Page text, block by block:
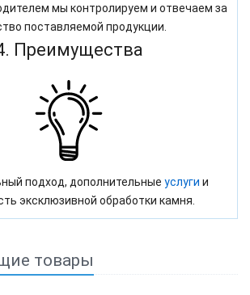
мы контролируем и отвечаем за
поставляемой продукции.
Преимущества
подход, дополнительные услуги и
эксклюзивной обработки камня.
товары